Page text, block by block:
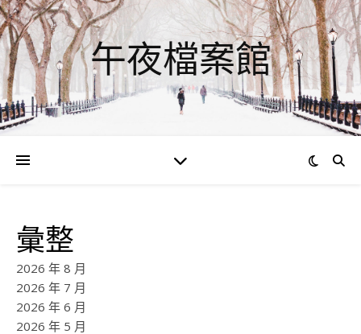
午夜檔案館
彙整
2026 年 8 月
2026 年 7 月
2026 年 6 月
2026 年 5 月